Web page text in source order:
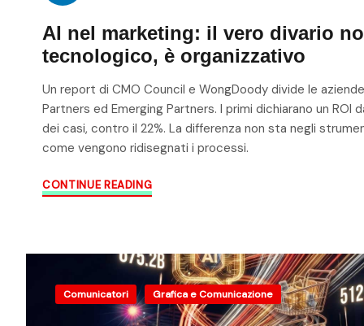
AI nel marketing: il vero divario
tecnologico, è organizzativo
Un report di CMO Council e WongDoody divide le
Partners ed Emerging Partners. I primi dichiarano un ROI
dei casi, contro il 22%. La differenza non sta negli
come vengono ridisegnati i processi.
CONTINUE READING
Comunicatori Grafica e Comunicazione